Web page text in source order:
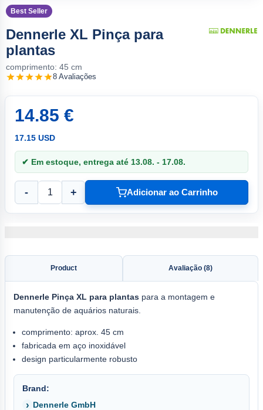
Best Seller
Dennerle XL Pinça para
plantas
comprimento: 45 cm
8 Avaliações
14.85 €
17.15 USD
✔ Em estoque, entrega até 13.08. - 17.08.
- + Adicionar ao Carrinho
Product Avaliação (8)
Dennerle Pinça XL para plantas para a montagem e
manutenção de aquários naturais.
comprimento: aprox. 45 cm
fabricada em aço inoxidável
design particularmente robusto
Brand:
Dennerle GmbH